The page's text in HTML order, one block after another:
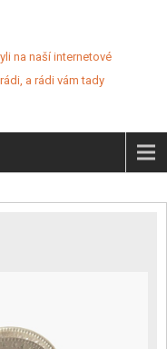
na naší internetové
a rádi vám tady